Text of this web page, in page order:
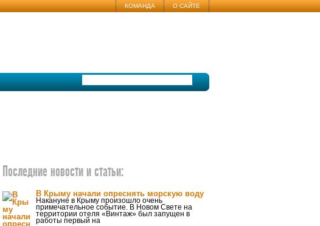
КОМАНДА О САЙТЕ
Последние новости и статьи:
В Крыму начали опреснять морскую воду
Накануне в Крыму произошло очень
примечательное событие. В Новом Свете на
территории отеля «Винтаж» был запущен в
работы первый на